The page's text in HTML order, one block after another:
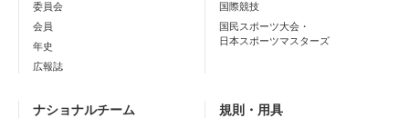
委員会
会員
年史
広報誌
国際競技
国民スポーツ大会・
日本スポーツマスターズ
ナショナルチーム 規則・用具